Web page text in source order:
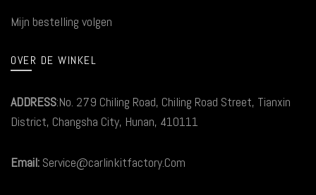
Mijn bestelling volgen
OVER DE WINKEL
ADDRESS:No. 279 Chiling Road, Chiling Road Street, Tianxin
District, Changsha City, Hunan, 410111
Email: Service@carlinkitfactory.Com